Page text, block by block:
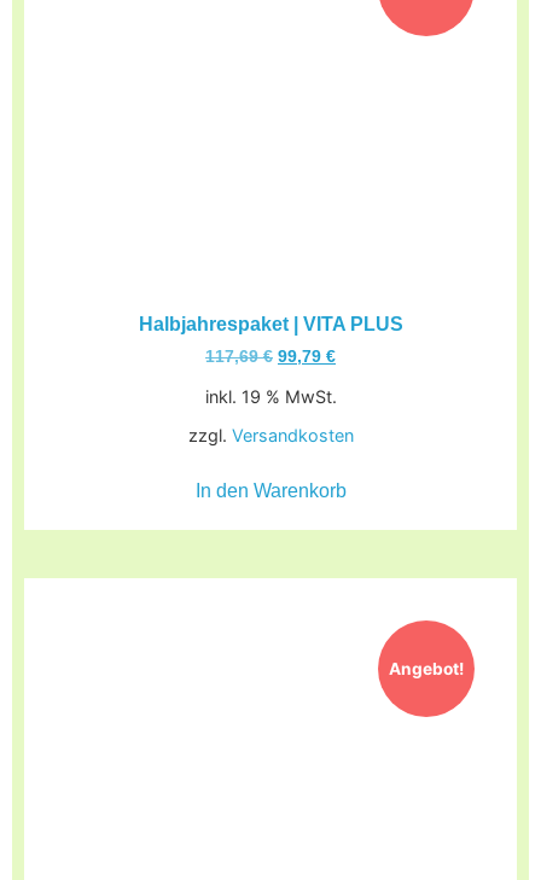
Halbjahrespaket | VITA PLUS
117,69€ 99,79 €
inkl. 19 % MwSt.
zzgl. Versandkosten
In den Warenkorb
Angebot!